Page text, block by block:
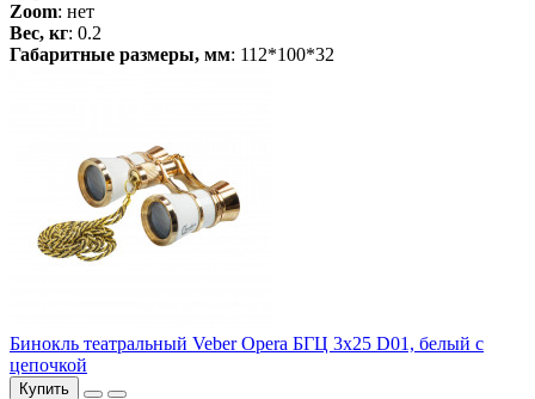
Zoom: нет
Вес, кг: 0.2
Габаритные размеры, мм: 112*100*32
Бинокль театральный Veber Opera БГЦ 3х25 D01, белый с
цепочкой
Купить